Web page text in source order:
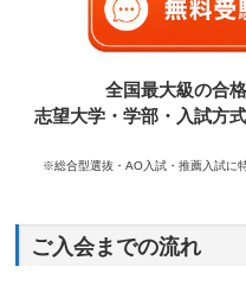
全国最大級の合
志望大学・学部・入試方
※総合型選抜・AO入試・推薦入試に
ご入会までの流れ